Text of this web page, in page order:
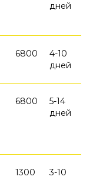
дней
6800
4-10
дней
6800
5-14
дней
1300
3-10